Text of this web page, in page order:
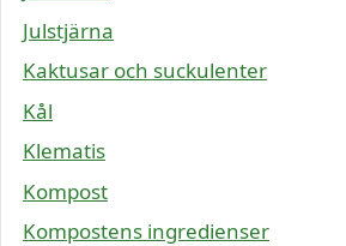
Julstjärna
Kaktusar och suckulenter
Kål
Klematis
Kompost
Kompostens ingredienser